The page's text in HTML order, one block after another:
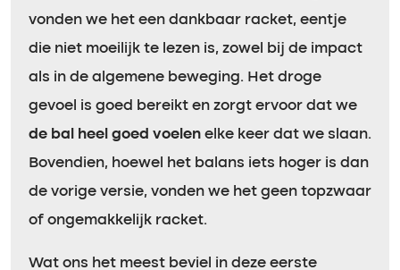
vonden we het een dankbaar racket, eentje
die niet moeilijk te lezen is, zowel bij de impact
als in de algemene beweging. Het droge
gevoel is goed bereikt en zorgt ervoor dat we
de bal heel goed voelen elke keer dat we slaan.
Bovendien, hoewel het balans iets hoger is dan
de vorige versie, vonden we het geen topzwaar
of ongemakkelijk racket.
Wat ons het meest beviel in deze eerste